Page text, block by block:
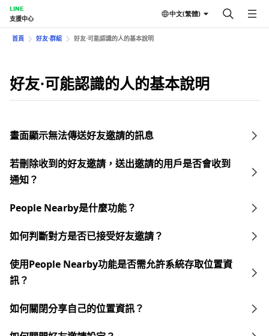
LINE
支援中心
中文(繁體)
首頁 好友⋅群組 好友⋅可能認識的人的基本說明
好友⋅可能認識的人的基本說明
畫面顯示無法傳送好友邀請的訊息
若刪除收到的好友邀請，送出邀請的用戶是否會收到
通知？
People Nearby是什麼功能？
如何判斷對方是否已接受好友邀請？
使用People Nearby功能是否需允許系統存取位置資
訊？
如何關閉分享自己的位置資訊？